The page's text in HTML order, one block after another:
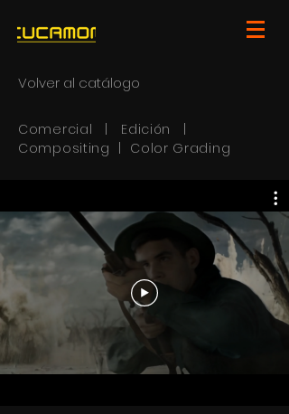
Comercial | Edición |
Compositing | Color Grading
Volver al catálogo